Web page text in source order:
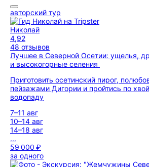
авторский тур
Николай
4,92
48 отзывов
Лучшее в Северной Осетии: ущелья,
и высокогорные селения
Приготовить осетинский пирог,
пейзажами Дигории и пройтись по
водопаду
7–11 авг
10–14 авг
14–18 авг
...
59 000 ₽
за одного